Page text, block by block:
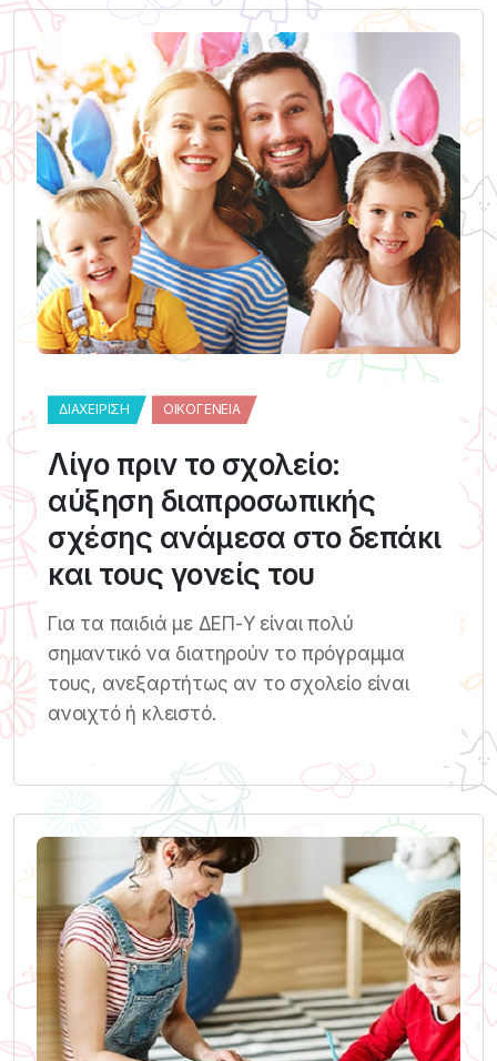
ΔΙΑΧΕΊΡΙΣΗ ΟΙΚΟΓΈΝΕΙΑ
Λίγο πριν το σχολείο:
αύξηση διαπροσωπικής
σχέσης ανάμεσα στο δεπάκι
και τους γονείς του
Για τα παιδιά με ΔΕΠ-Υ είναι πολύ
σημαντικό να διατηρούν το πρόγραμμα
τους, ανεξαρτήτως αν το σχολείο είναι
ανοιχτό ή κλειστό.